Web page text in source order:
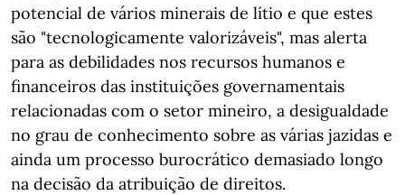
potencial de vários minerais de lítio e que estes
são "tecnologicamente valorizáveis", mas alerta
para as debilidades nos recursos humanos e
financeiros das instituições governamentais
relacionadas com o setor mineiro, a desigualdade
no grau de conhecimento sobre as várias jazidas e
ainda um processo burocrático demasiado longo
na decisão da atribuição de direitos.